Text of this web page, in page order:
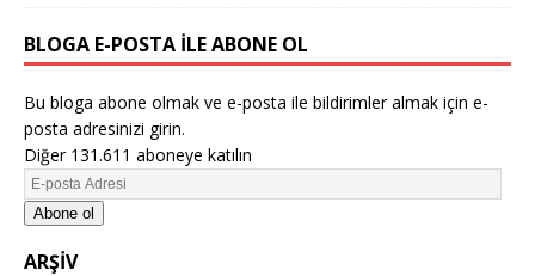
BLOGA E-POSTA ILE ABONE OL
Bu bloga abone olmak ve e-posta ile bildirimler almak için e-
posta adresinizi girin.
Diğer 131.611 aboneye katılın
Abone ol
ARŞIV